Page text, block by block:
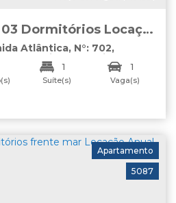
Dormitórios Locação
Atlântica, N°: 702,
Balneário Camboriú
1
Suíte(s)
1
Vaga(s)
5087
Apartamento